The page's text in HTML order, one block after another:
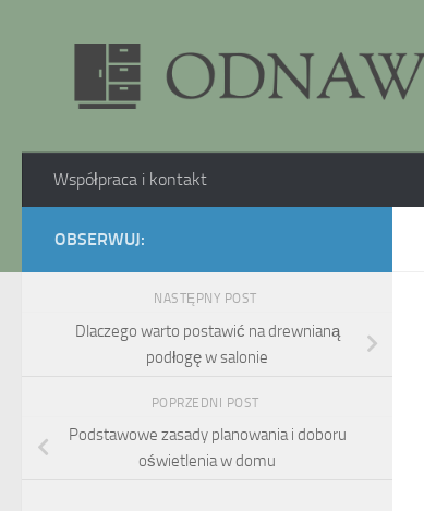
Współpraca i kontakt
OBSERWUJ:
NASTĘPNY POST
Dlaczego warto postawić na drewnianą
podłogę w salonie
POPRZEDNI POST
Podstawowe zasady planowania i doboru
oświetlenia w domu